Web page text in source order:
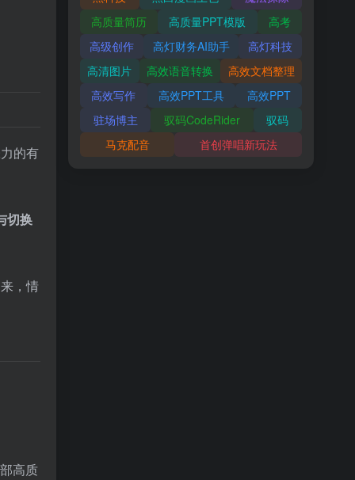
的有
切换
，情
高质
高质量简历
高质量PPT模版
高考
高级创作
高灯财务AI助手
高灯科技
高清图片
高效语音转换
高效文档整理
高效写作
高效PPT工具
高效PPT
驻场博主
驭码CodeRider
驭码
马克配音
首创弹唱新玩法